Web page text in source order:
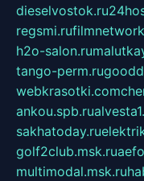
dieselvostok.ru
regsmi.ru
h2o-salon.ru
tango-perm.ru
webkrasotki.com
ankou.spb.ru
sakhatoday.ru
golf2club.msk.ru
multimodal.msk.ru